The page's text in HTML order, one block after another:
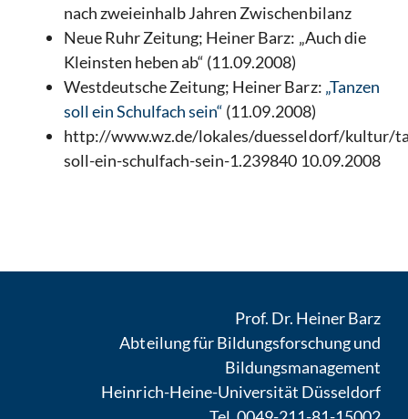
nach zweieinhalb Jahren Zwischenbilanz
Neue Ruhr Zeitung; Heiner Barz: „Auch die
Kleinsten heben ab“ (11.09.2008)
Westdeutsche Zeitung; Heiner Barz: „Tanzen
soll ein Schulfach sein“ (11.09.2008)
http://www.wz.de/lokales/duesseldorf/kultur/
soll-ein-schulfach-sein-1.239840 10.09.2008
Prof. Dr. Heiner Barz
Abteilung für Bildungsforschung und
Bildungsmanagement
Heinrich-Heine-Universität Düsseldorf